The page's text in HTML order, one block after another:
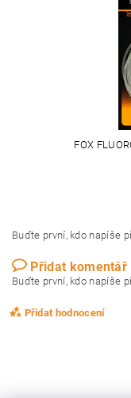
FOX
Buďte první, kdo napíše
Přidat komentář
Buďte první, kdo napíše
Přidat hodnocení